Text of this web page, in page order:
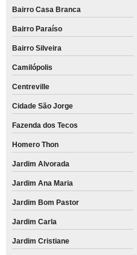
Bairro Casa Branca
Bairro Paraíso
Bairro Silveira
Camilópolis
Centreville
Cidade São Jorge
Fazenda dos Tecos
Homero Thon
Jardim Alvorada
Jardim Ana Maria
Jardim Bom Pastor
Jardim Carla
Jardim Cristiane